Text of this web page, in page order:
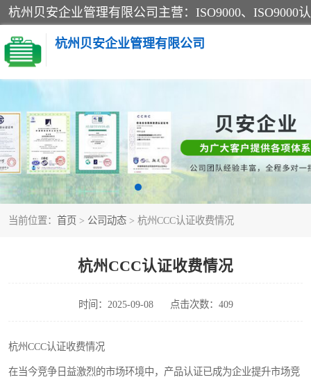
杭州贝安企业管理有限公司
当前位置： 首页 > 公司动态 > 杭州CCC认证收费情况
杭州CCC认证收费情况
时间：2025-09-08 点击次数：409
杭州CCC认证收费情况
在当今竞争日益激烈的市场环境中，产品认证已成为企业提升市场竞
CE认证
SA认证
OHSAS18001认证
45001认证